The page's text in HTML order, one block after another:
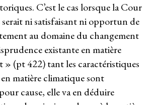
C’est le cas lorsque la Cour
serait ni satisfaisant ni opportun de
au domaine du changement
existante en matière
» (pt 422) tant les caractéristiques
matière climatique sont
cause, elle va en déduire